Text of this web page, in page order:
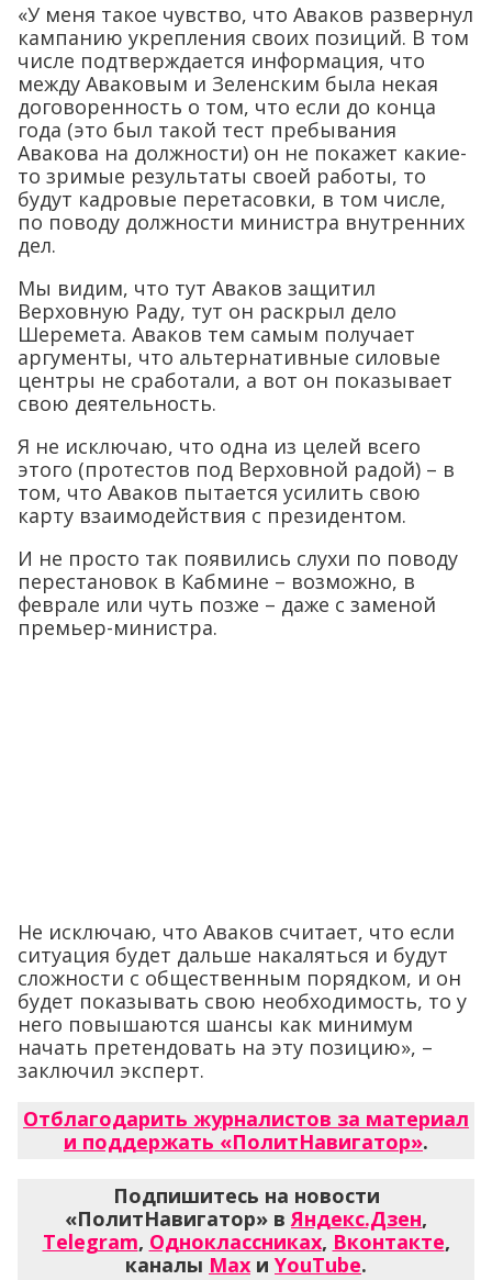
«У меня такое чувство, что Аваков развернул
кампанию укрепления своих позиций. В том
числе подтверждается информация, что
между Аваковым и Зеленским была некая
договоренность о том, что если до конца
года (это был такой тест пребывания
Авакова на должности) он не покажет какие-
то зримые результаты своей работы, то
будут кадровые перетасовки, в том числе,
по поводу должности министра внутренних
дел.
Мы видим, что тут Аваков защитил
Верховную Раду, тут он раскрыл дело
Шеремета. Аваков тем самым получает
аргументы, что альтернативные силовые
центры не сработали, а вот он показывает
свою деятельность.
Я не исключаю, что одна из целей всего
этого (протестов под Верховной радой) – в
том, что Аваков пытается усилить свою
карту взаимодействия с президентом.
И не просто так появились слухи по поводу
перестановок в Кабмине – возможно, в
феврале или чуть позже – даже с заменой
премьер-министра.
Не исключаю, что Аваков считает, что если
ситуация будет дальше накаляться и будут
сложности с общественным порядком, и он
будет показывать свою необходимость, то у
него повышаются шансы как минимум
начать претендовать на эту позицию», –
заключил эксперт.
Отблагодарить журналистов за материал
и поддержать «ПолитНавигатор».
Подпишитесь на новости
«ПолитНавигатор» вЯндекс.Дзен,
Telegram, Одноклассниках, Вконтакте,
каналы Max и YouTube.